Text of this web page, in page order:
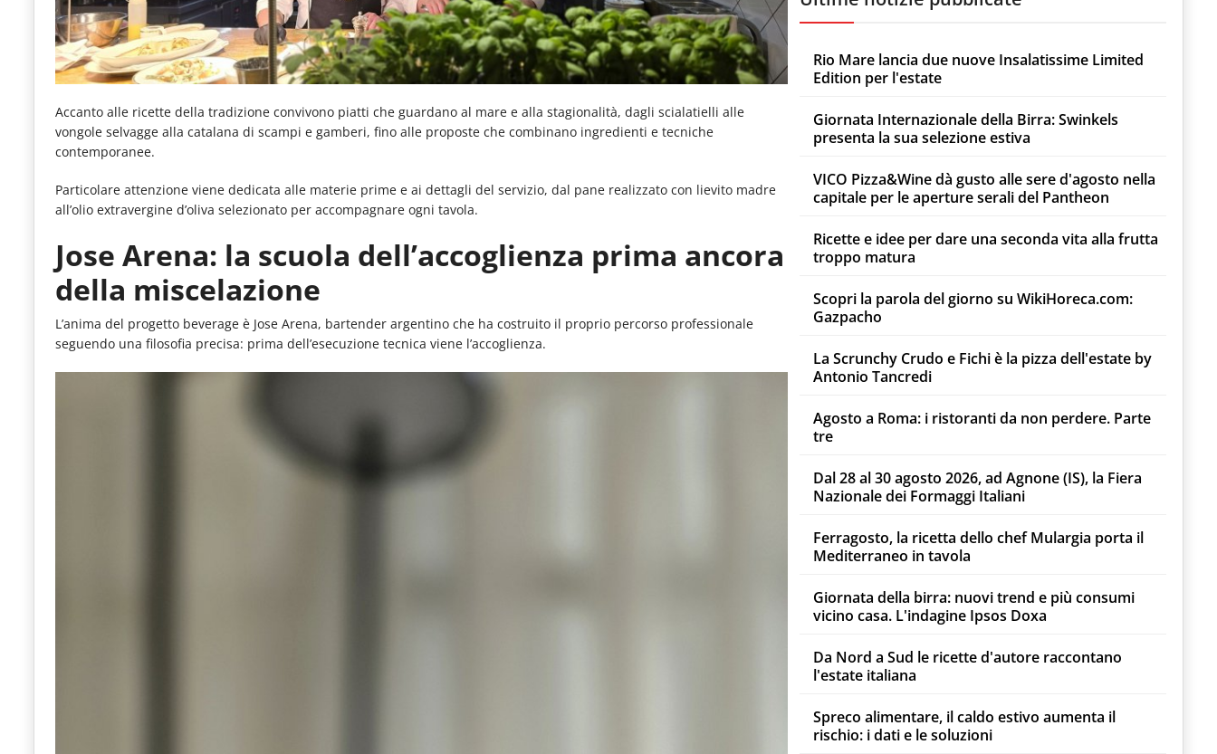
Accanto alle ricette della tradizione convivono piatti che guardano al mare e alla stagionalità, dagli scialatielli alle
vongole selvagge alla catalana di scampi e gamberi, fino alle proposte che combinano ingredienti e tecniche
contemporanee.
Particolare attenzione viene dedicata alle materie prime e ai dettagli del servizio, dal pane realizzato con lievito madre
all’olio extravergine d’oliva selezionato per accompagnare ogni tavola.
Jose Arena: la scuola dell’accoglienza prima ancora
della miscelazione
L’anima del progetto beverage è Jose Arena, bartender argentino che ha costruito il proprio percorso professionale
seguendo una filosofia precisa: prima dell’esecuzione tecnica viene l’accoglienza.
Rio Mare lancia due nuove Insalatissime Limited
Edition per l'estate
Giornata Internazionale della Birra: Swinkels
presenta la sua selezione estiva
VICO Pizza&Wine dà gusto alle sere d'agosto nella
capitale per le aperture serali del Pantheon
Ricette e idee per dare una seconda vita alla frutta
troppo matura
Scopri la parola del giorno su WikiHoreca.com:
Gazpacho
La Scrunchy Crudo e Fichi è la pizza dell'estate by
Antonio Tancredi
Agosto a Roma: i ristoranti da non perdere. Parte
tre
Dal 28 al 30 agosto 2026, ad Agnone (IS), la Fiera
Nazionale dei Formaggi Italiani
Ferragosto, la ricetta dello chef Mulargia porta il
Mediterraneo in tavola
Giornata della birra: nuovi trend e più consumi
vicino casa. L'indagine Ipsos Doxa
Da Nord a Sud le ricette d'autore raccontano
l'estate italiana
Spreco alimentare, il caldo estivo aumenta il
rischio: i dati e le soluzioni